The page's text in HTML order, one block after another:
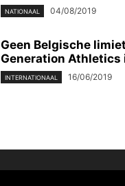
NATIONAAL 04/08/2019
Geen Belgische
Generation Athletics
INTERNATIONAAL 16/06/2019